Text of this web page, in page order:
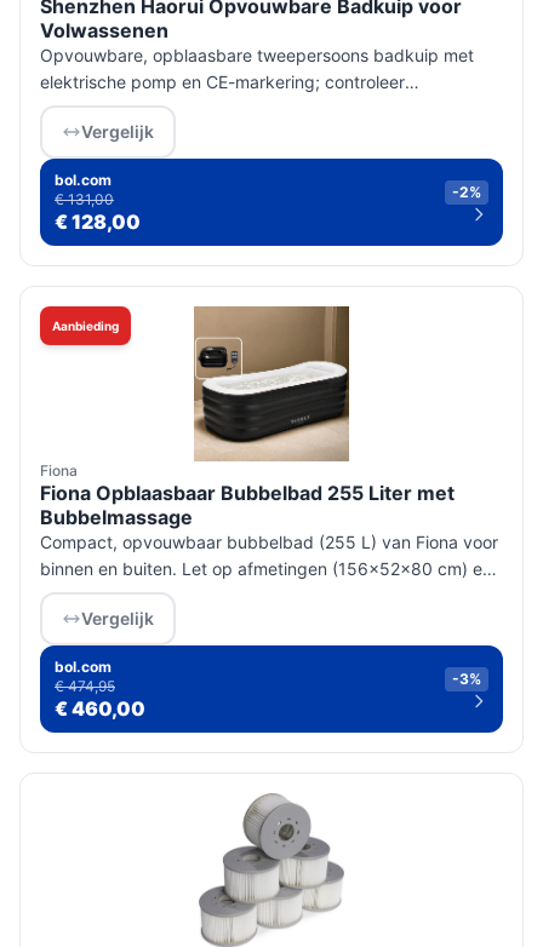
Shenzhen Haorui Opvouwbare Badkuip voor
Volwassenen
Opvouwbare, opblaasbare tweepersoons badkuip met
elektrische pomp en CE-markering; controleer
nauwkeurige afmetingen en maximale belasting bij de
verkoper vanwege tegenstrijdige ma...
Vergelijk
bol.com
€ 131,00
€ 128,00
-2%
Aanbieding
Fiona
Fiona Opblaasbaar Bubbelbad 255 Liter met
Bubbelmassage
Compact, opvouwbaar bubbelbad (255 L) van Fiona voor
binnen en buiten. Let op afmetingen (156×52×80 cm) en
netstroom-aansluiting; 1 jaar fabrieksgarantie, carry-in
reparatie.Vergelijk
bol.com
€ 474,95
€ 460,00
-3%